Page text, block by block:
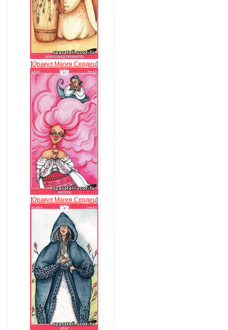
[Оракул Магия Сердец]
[Оракул Магия Сердец]